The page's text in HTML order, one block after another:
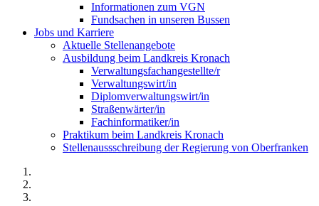
Informationen zum VGN
Fundsachen in unseren Bussen
Jobs und Karriere
Aktuelle Stellenangebote
Ausbildung beim Landkreis Kronach
Verwaltungsfachangestellte/r
Verwaltungswirt/in
Diplomverwaltungswirt/in
Straßenwärter/in
Fachinformatiker/in
Praktikum beim Landkreis Kronach
Stellenaussschreibung der Regierung von Oberfranken